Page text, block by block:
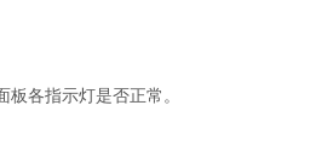
各指示灯是否正常。